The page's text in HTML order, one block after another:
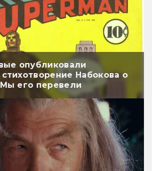
опубликовали
Набокова о
его перевели